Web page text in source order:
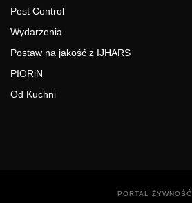
Pest Control
Wydarzenia
Postaw na jakość z IJHARS
PIORiN
Od Kuchni
PORTAL ŻYWNOŚĆ